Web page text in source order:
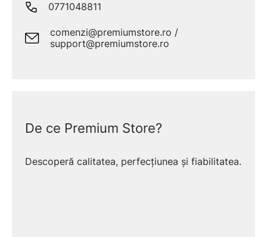
0771048811
comenzi@premiumstore.ro /
support@premiumstore.ro
De ce Premium Store?
Descoperă calitatea, perfecțiunea și fiabilitatea.